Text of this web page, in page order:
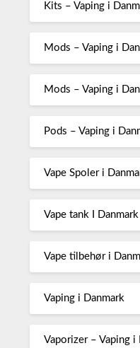
Kits – Vaping i
Mods – Vaping i
Mods – Vaping i
Pods – Vaping i
Vape Spoler i
Vape tank I Danmark
Vape tilbehør i
Vaping i Danmark
Vaporizer – Vaping i